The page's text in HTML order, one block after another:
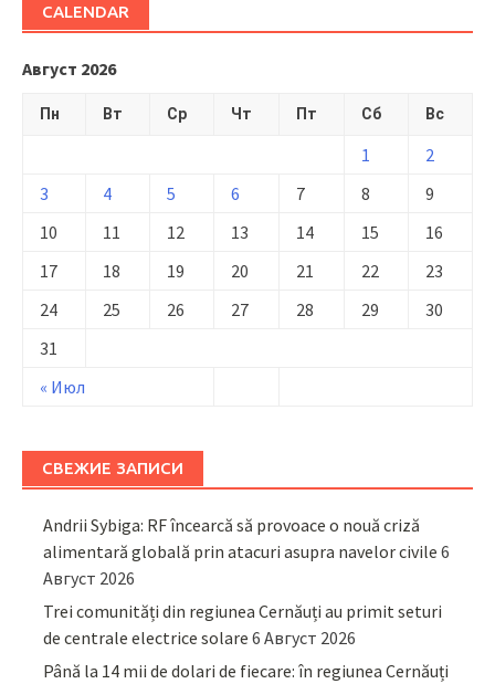
CALENDAR
Август 2026
Пн Вт Ср Чт Пт Сб Вс
« Июл
1
2
3
4 5 6 7 8
9
10
11 12 13 14 15
16
17
18 19 20 21 22
23
24
25 26 27 28 29
30
31
СВЕЖИЕ ЗАПИСИ
Andrii Sybiga: RF încearcă să provoace o nouă criză
alimentară globală prin atacuri asupra navelor civile 6
Август 2026
Trei comunități din regiunea Cernăuți au primit seturi
de centrale electrice solare 6 Август 2026
Până la 14 mii de dolari de fiecare: în regiunea Cernăuți